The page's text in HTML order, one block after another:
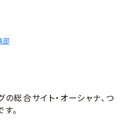
部
総合サイト・オーシャナ、つ
。